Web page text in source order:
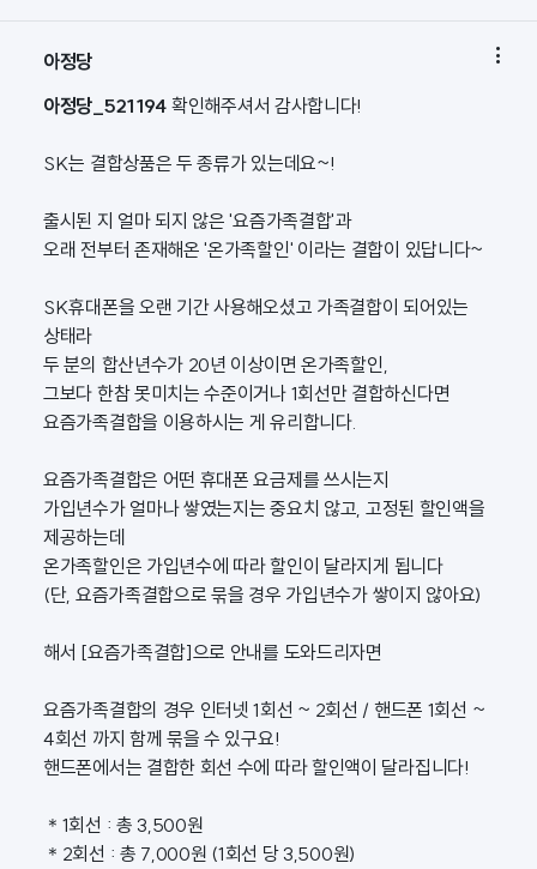
아정당 
아정당_521194 확인해주셔서 감사합니다!
SK는 결합상품은 두 종류가 있는데요~!
출시된 지 얼마 되지 않은 '요즘가족결합'과
오래 전부터 존재해온 '온가족할인' 이라는 결합이 있답니다~
SK휴대폰을 오랜 기간 사용해오셨고 가족결합이 되어있는
상태라
두 분의 합산년수가 20년 이상이면 온가족할인,
그보다 한참 못미치는 수준이거나 1회선만 결합하신다면
요즘가족결합을 이용하시는 게 유리합니다.
요즘가족결합은 어떤 휴대폰 요금제를 쓰시는지
가입년수가 얼마나 쌓였는지는 중요치 않고, 고정된 할인액을
제공하는데
온가족할인은 가입년수에 따라 할인이 달라지게 됩니다
(단, 요즘가족결합으로 묶을 경우 가입년수가 쌓이지 않아요)
해서 [요즘가족결합]으로 안내를 도와드리자면
요즘가족결합의 경우 인터넷 1회선 ~ 2회선 / 핸드폰 1회선 ~
4회선 까지 함께 묶을 수 있구요!
핸드폰에서는 결합한 회선 수에 따라 할인액이 달라집니다!
＊1회선 : 총 3,500원
＊2회선 : 총 7,000원 (1회선 당 3,500원)